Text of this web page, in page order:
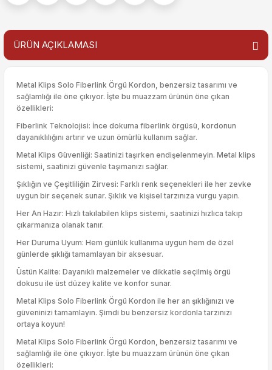
ÜRÜN AÇIKLAMASI
Metal Klips Solo Fiberlink Örgü Kordon, benzersiz tasarımı ve
sağlamlığı ile öne çıkıyor. İşte bu muazzam ürünün öne çıkan
özellikleri:
Fiberlink Teknolojisi: İnce dokuma fiberlink örgüsü, kordonun
dayanıklılığını artırır ve uzun ömürlü kullanım sağlar.
Metal Klips Güvenliği: Saatinizi taşırken endişelenmeyin. Metal klips
sistemi, saatinizi güvenle taşımanızı sağlar.
Şıklığın ve Çeşitliliğin Zirvesi: Farklı renk seçenekleri ile her zevke
uygun bir seçenek sunar. Şıklık ve kişisel tarzınıza vurgu yapın.
Her An Hazır: Hızlı takılabilen klips sistemi, saatinizi hızlıca takıp
çıkarmanıza olanak tanır.
Her Duruma Uyum: Hem günlük kullanıma uygun hem de özel
günlerde şıklığı tamamlayan bir aksesuar.
Üstün Kalite: Dayanıklı malzemeler ve dikkatle seçilmiş örgü
dokusu ile üst düzey kalite ve konfor sunar.
Metal Klips Solo Fiberlink Örgü Kordon ile her an şıklığınızı ve
güveninizi tamamlayın. Şimdi bu benzersiz kordonla tarzınızı
ortaya koyun!
Metal Klips Solo Fiberlink Örgü Kordon, benzersiz tasarımı ve
sağlamlığı ile öne çıkıyor. İşte bu muazzam ürünün öne çıkan
özellikleri: